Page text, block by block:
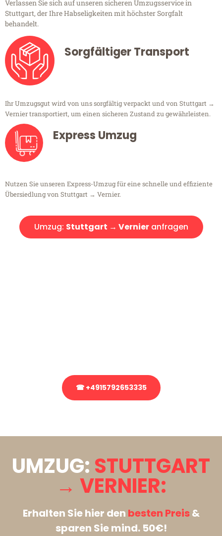
Verlassen Sie sich auf unseren sicheren Umzugsservice in
Stuttgart, der Ihre Habseligkeiten mit höchster Sorgfalt
behandelt.
Sorgfältiger Transport
Ihr Umzugsgut wird von uns sorgfältig verpackt und von Stuttgart →
Vernier transportiert, um einen sicheren Zustand zu gewährleisten.
Express Umzug
Nutzen Sie unseren Express-Umzug für eine schnelle und effiziente
Übersiedlung von Stuttgart → Vernier.
Umzug: Stuttgart → Vernieranfragen
☎ +4915792653335
UMZUG: STUTTGART
→ VERNIER:
Erhalten Sie hier den besten Preis&
sparen Sie mind. 50€!